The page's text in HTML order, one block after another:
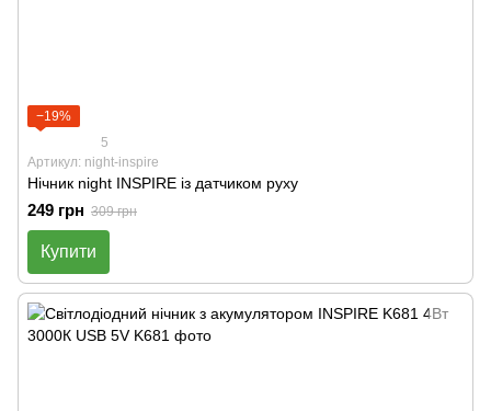
−19%
5
Артикул: night-inspire
Нічник night INSPIRE із датчиком руху
249 грн 309 грн
Купити